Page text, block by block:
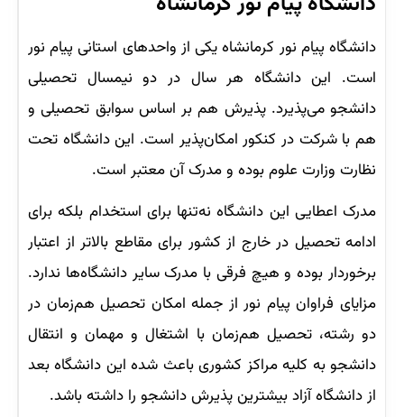
دانشگاه پیام نور کرمانشاه یکی از واحدهای استانی پیام نور
است. این دانشگاه هر سال در دو نیمسال تحصیلی
دانشجو می‌پذیرد. پذیرش هم بر اساس سوابق تحصیلی و
هم با شرکت در کنکور امکان‌پذیر است. این دانشگاه تحت
نظارت وزارت علوم بوده و مدرک آن معتبر است.
مدرک اعطایی این دانشگاه نه‌تنها برای استخدام بلکه برای
ادامه تحصیل در خارج از کشور برای مقاطع بالاتر از اعتبار
برخوردار بوده و هیچ فرقی با مدرک سایر دانشگاه‌ها ندارد.
مزایای فراوان پیام نور از جمله امکان تحصیل هم‌زمان در
دو رشته، تحصیل هم‌زمان با اشتغال و مهمان و انتقال
دانشجو به کلیه مراکز کشوری باعث شده این دانشگاه بعد
از دانشگاه آزاد بیشترین پذیرش دانشجو را داشته باشد.